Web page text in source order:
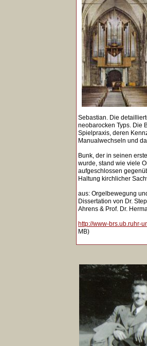
Sebastian. Die
neobarocken Typs. Die
Spielpraxis, deren
Manualwechseln und
Bunk, der in seinen
wurde, stand wie viele
aufgeschlossen
Haltung kirchlicher
aus: Orgelbewegung
Dissertation von Dr.
Ahrens & Prof. Dr.
http://www-brs.ub.ruhr-
MB)